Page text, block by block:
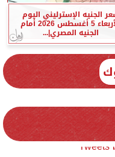
الجنيه الإسترليني اليوم
الأربعاء 5 أغسطس 2026 أمام
الجنيه المصري|...
Tweets